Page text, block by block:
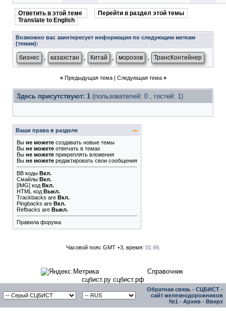
Ответить в этой теме
Перейти в раздел этой темы
Translate to English
Возможно вас заинтересует информация по следующим меткам
(темам):
бизнес казахстан Китай морозов ТрансКонтейнер
« Предыдущая тема| Следующая тема »
Здесь присутствуют: 1 (пользователей: 0 , гостей: 1)
Ваши права в разделе
Вы не можете создавать новые темы
Вы не можете отвечать в темах
Вы не можете прикреплять вложения
Вы не можете редактировать свои сообщения
BB коды Вкл.
Смайлы Вкл.
[IMG] код Вкл.
HTML код Выкл.
Trackbacks are Вкл.
Pingbacks are Вкл.
Refbacks are Выкл.
Правила форума
Часовой пояс GMT +3, время: 01:49.
Справочник
сцбист.ру сцбист.рф
Обратная связь - СЦБИСТ -
сайт железнодорожников
№1 - Архив - Вверх